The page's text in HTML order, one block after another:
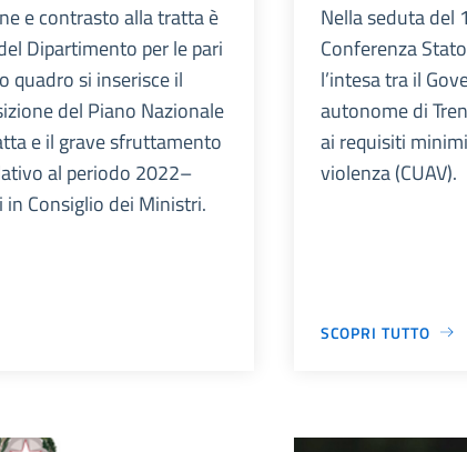
e contrasto alla tratta è
Dipartimento per le pari
quadro si inserisce il
del Piano Nazionale
e il grave sfruttamento
al periodo 2022–
Consiglio dei Ministri.
Nella seduta del
Conferenza
l’intesa tra il
autonome di
ai requisiti
violenza (CUAV).
SCOPRI TUTTO